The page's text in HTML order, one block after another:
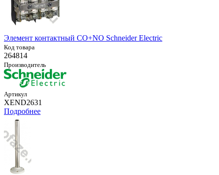
Элемент контактный СO+NO Schneider Electric
Код товара
264814
Производитель
Артикул
XEND2631
Подробнее